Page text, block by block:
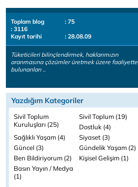
Toplam blog
: 75
: 3116
Kayıt tarihi
: 28.08.09
Tüketicileri bilinçlendirmek, haklarımızın
aranmasına çözümler üretmek üzere faaliyette
bulunanları ..
Yazdığım Kategoriler
Sivil Toplum
Kuruluşları (25)
Sivil Toplum (19)
Dostluk (4)
Sağlıklı Yaşam (4)
Siyaset (3)
Güncel (3)
Gündelik Yaşam (2)
Ben Bildiriyorum (2)
Kişisel Gelişim (1)
Basın Yayın / Medya
(1)